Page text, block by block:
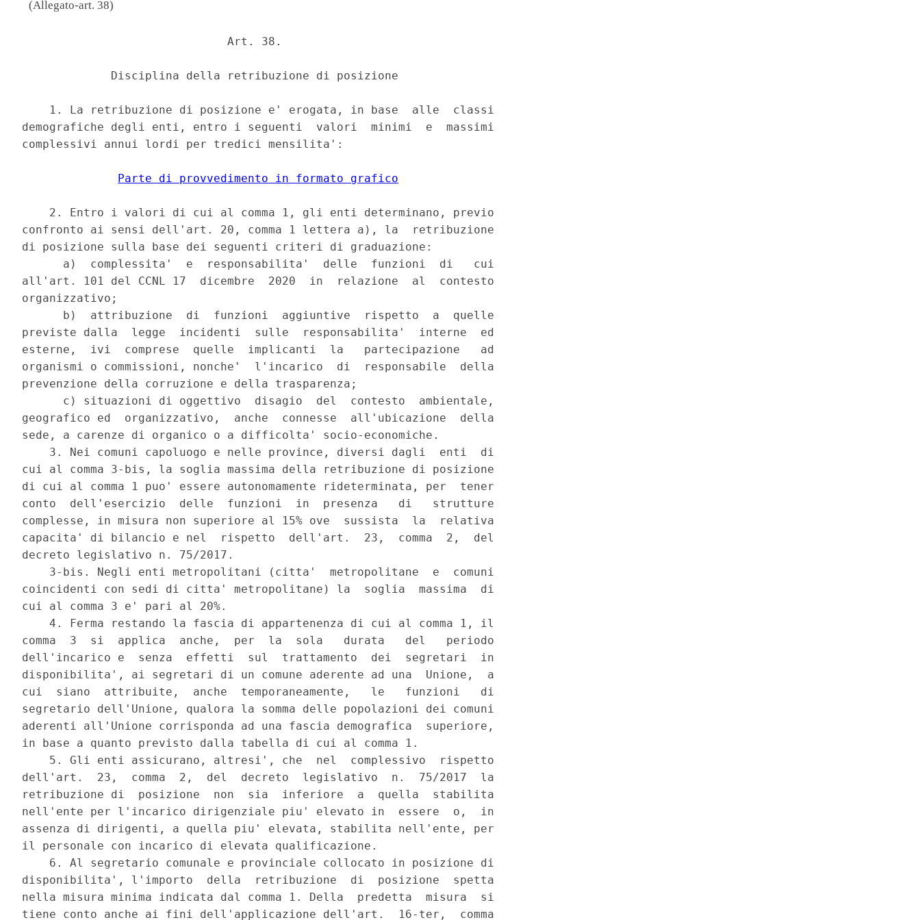
(Allegato-art. 38)
                              Art. 38.
             Disciplina della retribuzione di posizione
    1. La retribuzione di posizione e' erogata, in base  alle  classi
demografiche degli enti, entro i seguenti  valori  minimi  e  massimi
complessivi annui lordi per tredici mensilita':
Parte di provvedimento in formato grafico
    2. Entro i valori di cui al comma 1, gli enti determinano, previo
confronto ai sensi dell'art. 20, comma 1 lettera a), la  retribuzione
di posizione sulla base dei seguenti criteri di graduazione:
      a)  complessita'  e  responsabilita'  delle  funzioni  di   cui
all'art. 101 del CCNL 17  dicembre  2020  in  relazione  al  contesto
organizzativo;
      b)  attribuzione  di  funzioni  aggiuntive  rispetto  a  quelle
previste dalla  legge  incidenti  sulle  responsabilita'  interne  ed
esterne,  ivi  comprese  quelle  implicanti  la   partecipazione   ad
organismi o commissioni, nonche'  l'incarico  di  responsabile  della
prevenzione della corruzione e della trasparenza;
      c) situazioni di oggettivo  disagio  del  contesto  ambientale,
geografico ed  organizzativo,  anche  connesse  all'ubicazione  della
sede, a carenze di organico o a difficolta' socio-economiche.
    3. Nei comuni capoluogo e nelle province, diversi dagli  enti  di
cui al comma 3-bis, la soglia massima della retribuzione di posizione
di cui al comma 1 puo' essere autonomamente rideterminata, per  tener
conto  dell'esercizio  delle  funzioni  in  presenza   di   strutture
complesse, in misura non superiore al 15% ove  sussista  la  relativa
capacita' di bilancio e nel  rispetto  dell'art.  23,  comma  2,  del
decreto legislativo n. 75/2017.
    3-bis. Negli enti metropolitani (citta'  metropolitane  e  comuni
coincidenti con sedi di citta' metropolitane) la  soglia  massima  di
cui al comma 3 e' pari al 20%.
    4. Ferma restando la fascia di appartenenza di cui al comma 1, il
comma  3  si  applica  anche,  per  la  sola   durata   del   periodo
dell'incarico e  senza  effetti  sul  trattamento  dei  segretari  in
disponibilita', ai segretari di un comune aderente ad una  Unione,  a
cui  siano  attribuite,  anche  temporaneamente,   le   funzioni   di
segretario dell'Unione, qualora la somma delle popolazioni dei comuni
aderenti all'Unione corrisponda ad una fascia demografica  superiore,
in base a quanto previsto dalla tabella di cui al comma 1.
    5. Gli enti assicurano, altresi', che  nel  complessivo  rispetto
dell'art.  23,  comma  2,  del  decreto  legislativo  n.  75/2017  la
retribuzione di  posizione  non  sia  inferiore  a  quella  stabilita
nell'ente per l'incarico dirigenziale piu' elevato in  essere  o,  in
assenza di dirigenti, a quella piu' elevata, stabilita nell'ente, per
il personale con incarico di elevata qualificazione.
    6. Al segretario comunale e provinciale collocato in posizione di
disponibilita', l'importo  della  retribuzione  di  posizione  spetta
nella misura minima indicata dal comma 1. Della  predetta  misura  si
tiene conto anche ai fini dell'applicazione dell'art.  16-ter,  comma